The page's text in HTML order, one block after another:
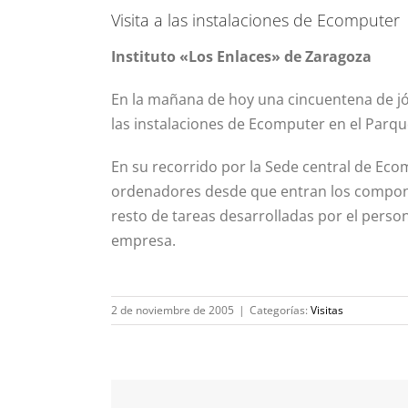
Visita a las instalaciones de Ecomputer
Instituto «Los Enlaces» de Zaragoza
En la mañana de hoy una cincuentena de
las instalaciones de Ecomputer en el
En su recorrido por la Sede central de
ordenadores desde que entran los
resto de tareas desarrolladas por el
empresa.
2 de noviembre de 2005 | Categorías: Visitas